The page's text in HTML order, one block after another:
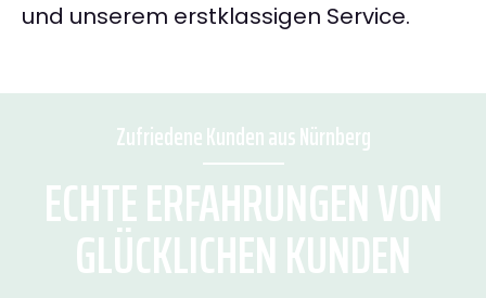
und unserem erstklassigen Service.
Zufriedene Kunden aus Nürnberg
ECHTE ERFAHRUNGEN VON
GLÜCKLICHEN KUNDEN